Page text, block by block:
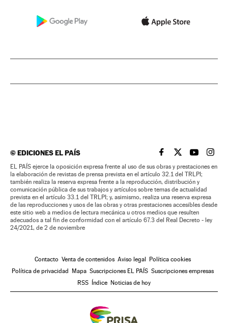
©EDICIONES EL PAÍS EL PAÍS BRASIL EN
EL PAÍSEL PAÍS
EL
EL PAÍS ejerce la oposición expresa frente al uso de sus obras y prestaciones en
la elaboración de revistas de prensa prevista en el artículo 32.1 del TRLPI;
también realiza la reserva expresa frente a la reproducción, distribución y
comunicación pública de sus trabajos y artículos sobre temas de actualidad
prevista en el artículo 33.1 del TRLPI; y, asimismo, realiza una reserva expresa
de las reproducciones y usos de las obras y otras prestaciones accesibles desde
este sitio web a medios de lectura mecánica u otros medios que resulten
adecuados a tal fin de conformidad con el artículo 67.3 del Real Decreto - ley
24/2021, de 2 de noviembre
Contacto Venta de contenidos Aviso legal
Política cookies
Política de privacidad
Mapa Suscripciones EL PAÍS Suscripciones empresas
RSS
Índice Noticias de hoy